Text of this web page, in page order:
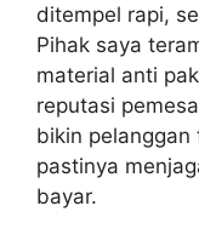
ditempel rapi,
Pihak saya
material anti
reputasi
bikin pelanggan
pastinya
bayar.